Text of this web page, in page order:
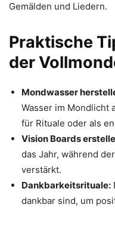
Gemälden und Liedern.
Praktische
der
Mondwasser
Wasser im Mondlicht
für Rituale oder als
Vision Boards
das Jahr, während
verstärkt.
Dankbarkeitsrituale:
dankbar sind, um